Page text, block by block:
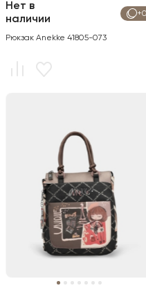
+0
Нет в
наличии
Рюкзак Anekke 41805-073